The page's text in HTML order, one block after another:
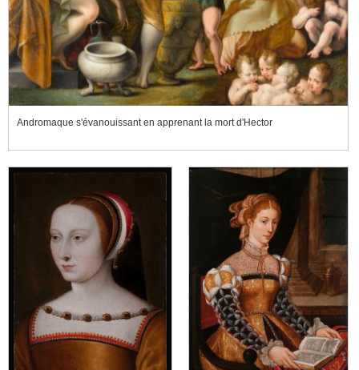
Andromaque s'évanouissant en apprenant la mort d'Hector